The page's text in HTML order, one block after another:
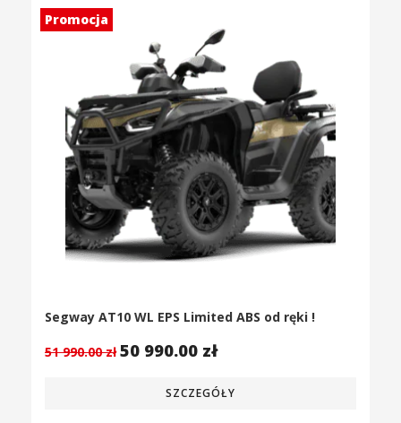
Promocja
Segway AT10 WL EPS Limited ABS od ręki !
51 990.00zł 50 990.00 zł
SZCZEGÓŁY